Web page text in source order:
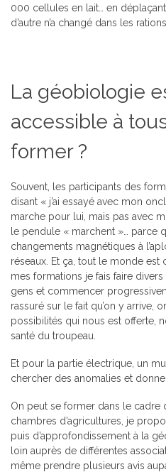
000 cellules en lait… en
d’autre n’a changé dans les
La géobiologie
accessible à
former ?
Souvent, les participants des
disant « j’ai essayé avec mon
marche pour lui, mais pas avec
le pendule « marchent »… parce
changements magnétiques à
réseaux. Et ça, tout le monde
mes formations je fais faire
gens et commencer
rassuré sur le fait qu’on y arrive,
possibilités qui nous est offerte,
santé du troupeau.
Et pour la partie électrique, un
chercher des anomalies et donne
On peut se former dans le cadre
chambres d’agricultures, je
puis d’approfondissement à la
loin auprès de différentes
même prendre plusieurs avis